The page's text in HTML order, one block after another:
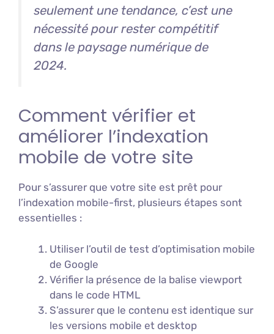
seulement une tendance, c’est une
nécessité pour rester compétitif
dans le paysage numérique de
2024.
Comment vérifier et
améliorer l’indexation
mobile de votre site
Pour s’assurer que votre site est prêt pour
l’indexation mobile-first, plusieurs étapes sont
essentielles :
Utiliser l’outil de test d’optimisation mobile
de Google
Vérifier la présence de la balise viewport
dans le code HTML
S’assurer que le contenu est identique sur
les versions mobile et desktop